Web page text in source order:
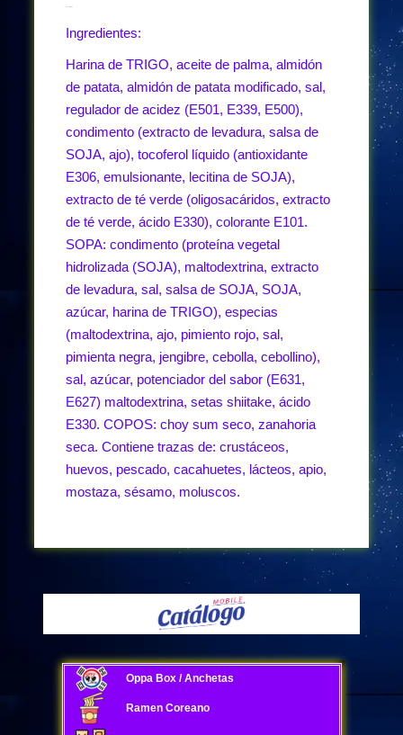
Ingredientes:
Harina de TRIGO, aceite de palma, almidón
de patata, almidón de patata modificado, sal,
regulador de acidez (E501, E339, E500),
condimento (extracto de levadura, salsa de
SOJA, ajo), tocoferol líquido (antioxidante
E306, emulsionante, lecitina de SOJA),
extracto de té verde (oligosacáridos, extracto
de té verde, ácido E330), colorante E101.
SOPA: condimento (proteína vegetal
hidrolizada (SOJA), maltodextrina, extracto
de levadura, sal, salsa de SOJA, SOJA,
azúcar, harina de TRIGO), especias
(maltodextrina, ajo, pimiento rojo, sal,
pimienta negra, jengibre, cebolla, cebollino),
sal, azúcar, potenciador del sabor (E631,
E627) maltodextrina, setas shiitake, ácido
E330. COPOS: choy sum seco, zanahoria
seca. Contiene trazas de: crustáceos,
huevos, pescado, cacahuetes, lácteos, apio,
mostaza, sésamo, moluscos.
Oppa Box / Anchetas
Ramen Coreano